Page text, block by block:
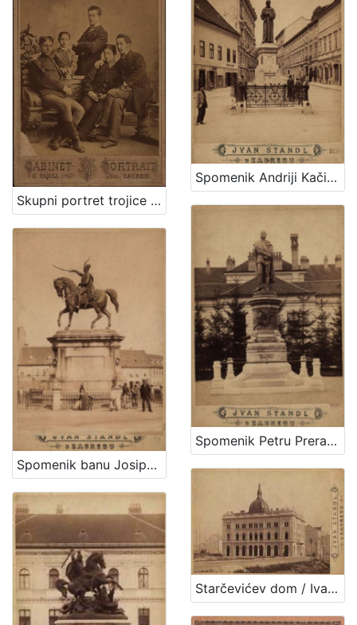
Skupni portret trojice muškaraca i dvoje djece / G. Varga
Spomenik Andriji Kačiću Miošiću : Mesnička ulica / Ivan Standl
Spomenik banu Josipu Jelačiću : Trg bana Jelačića / Ivan Standl
Spomenik Petru Preradoviću / Ivan Standl
Starčevićev dom / Ivan Standl